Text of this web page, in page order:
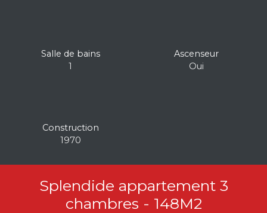
Salle de bains
1
Ascenseur
Oui
Construction
1970
Splendide appartement 3
chambres - 148M2